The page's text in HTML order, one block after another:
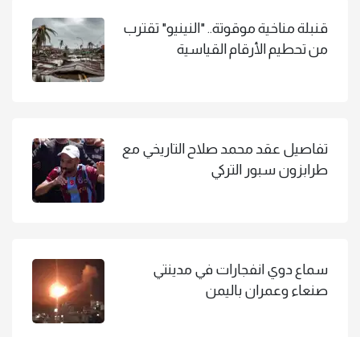
قنبلة مناخية موقوتة.. "النينيو" تقترب
من تحطيم الأرقام القياسية
تفاصيل عقد محمد صلاح التاريخي مع
طرابزون سبور التركي
سماع دوي انفجارات في مدينتي
صنعاء وعمران باليمن